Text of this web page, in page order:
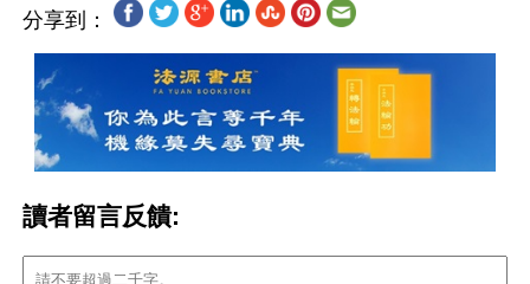
分享到：
讀者留言反饋: